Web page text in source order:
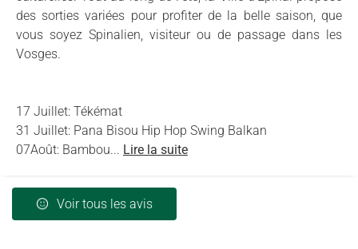
des sorties variées pour profiter de la belle saison, que
vous soyez Spinalien, visiteur ou de passage dans les
Vosges.
17 Juillet: Tékémat
31 Juillet: Pana Bisou Hip Hop Swing Balkan
07Août: Bambou... Lire la suite
Voir tous les avis